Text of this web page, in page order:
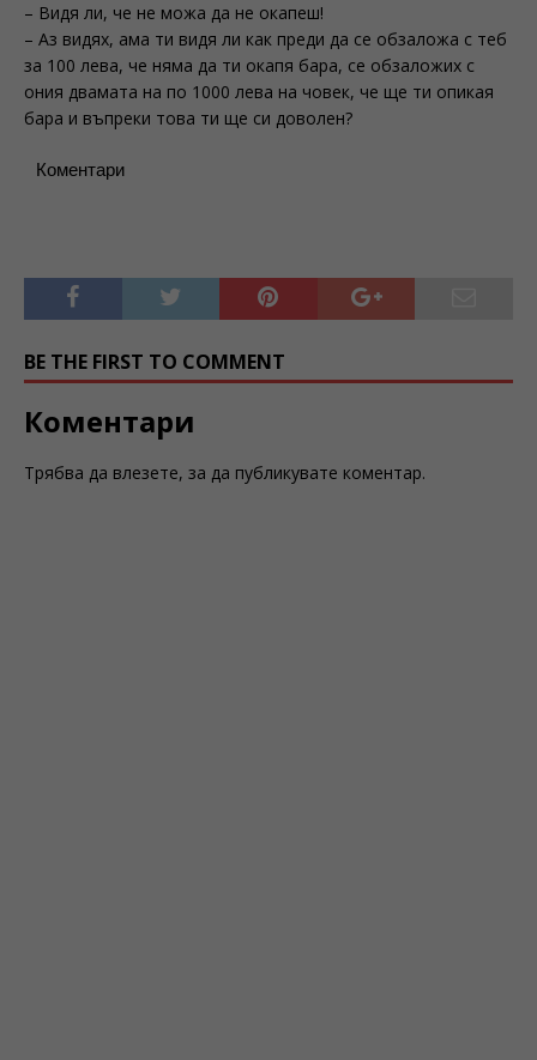
– Видя ли, че не можа да не окапеш!
– Аз видях, ама ти видя ли как преди да се обзаложа с теб
за 100 лева, че няма да ти окапя бара, се обзаложих с
ония двамата на по 1000 лева на човек, че ще ти опикая
бара и въпреки това ти ще си доволен?
Коментари
BE THE FIRST TO COMMENT
Коментари
Трябва да влезете, за да публикувате коментар.